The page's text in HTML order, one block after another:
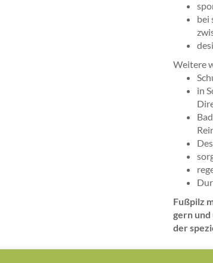
bei
Weitere
in
Fußpilz
gern
der